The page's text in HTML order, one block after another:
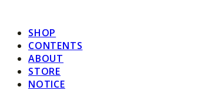
SHOP
CONTENTS
ABOUT
STORE
NOTICE